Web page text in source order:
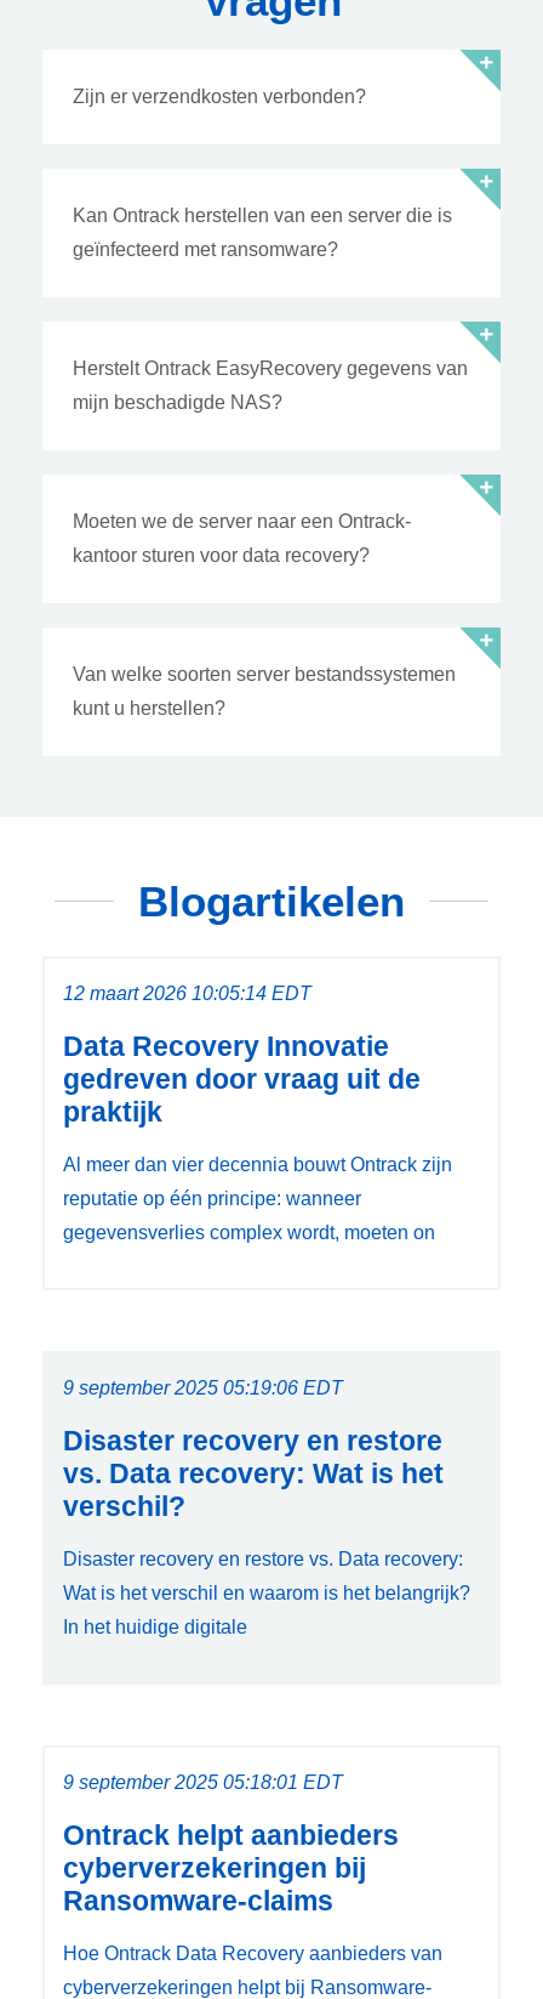
Zijn er verzendkosten verbonden?
Kan Ontrack herstellen van een server die is
geïnfecteerd met ransomware?
Herstelt Ontrack EasyRecovery gegevens van
mijn beschadigde NAS?
Moeten we de server naar een Ontrack-
kantoor sturen voor data recovery?
Van welke soorten server bestandssystemen
kunt u herstellen?
Blogartikelen
12 maart 2026 10:05:14 EDT
Data Recovery Innovatie
gedreven door vraag uit de
praktijk
Al meer dan vier decennia bouwt Ontrack zijn
reputatie op één principe: wanneer
gegevensverlies complex wordt, moeten on
9 september 2025 05:19:06 EDT
Disaster recovery en restore
vs. Data recovery: Wat is het
verschil?
Disaster recovery en restore vs. Data recovery:
Wat is het verschil en waarom is het belangrijk?
In het huidige digitale
9 september 2025 05:18:01 EDT
Ontrack helpt aanbieders
cyberverzekeringen bij
Ransomware-claims
Hoe Ontrack Data Recovery aanbieders van
cyberverzekeringen helpt bij Ransomware-